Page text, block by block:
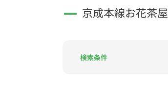
京成本線お花茶屋
検索条件